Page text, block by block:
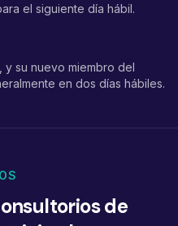
el siguiente día hábil.
y su nuevo miembro del
en dos días hábiles.
de